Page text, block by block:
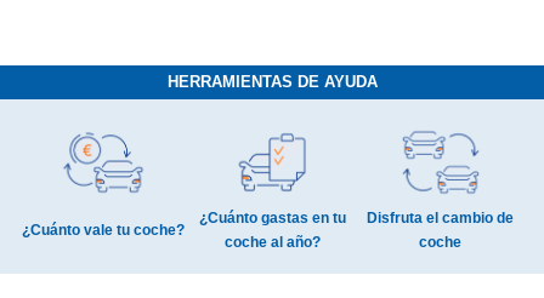
HERRAMIENTAS DE AYUDA
¿Cuánto gastas en tu
Disfruta el cambio de